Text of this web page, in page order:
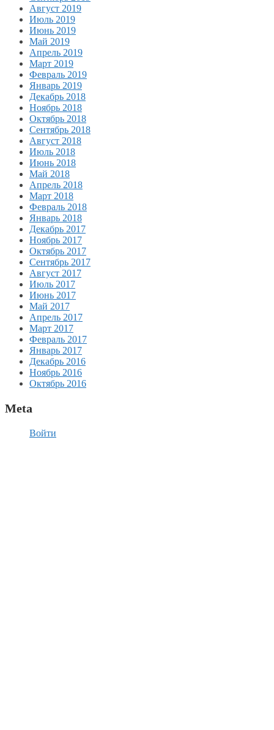
Август 2019
Июль 2019
Июнь 2019
Май 2019
Апрель 2019
Март 2019
Февраль 2019
Январь 2019
Декабрь 2018
Ноябрь 2018
Октябрь 2018
Сентябрь 2018
Август 2018
Июль 2018
Июнь 2018
Май 2018
Апрель 2018
Март 2018
Февраль 2018
Январь 2018
Декабрь 2017
Ноябрь 2017
Октябрь 2017
Сентябрь 2017
Август 2017
Июль 2017
Июнь 2017
Май 2017
Апрель 2017
Март 2017
Февраль 2017
Январь 2017
Декабрь 2016
Ноябрь 2016
Октябрь 2016
Meta
Войти